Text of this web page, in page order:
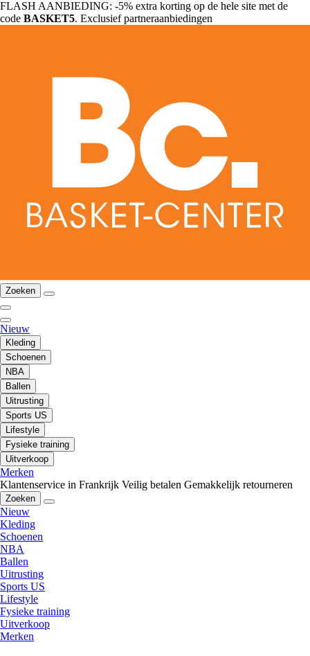
FLASH AANBIEDING: -5% extra korting op de hele site met de
code BASKET5. Exclusief partneraanbiedingen
Zoeken
Nieuw
Kleding
Schoenen
NBA
Ballen
Uitrusting
Sports US
Lifestyle
Fysieke training
Uitverkoop
Merken
Klantenservice in Frankrijk Veilig betalen Gemakkelijk retourneren
Zoeken
Nieuw
Kleding
Schoenen
NBA
Ballen
Uitrusting
Sports US
Lifestyle
Fysieke training
Uitverkoop
Merken